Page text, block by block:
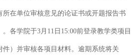
所在单位审核意见的论证书或开题报告书
。各学院于3月 11 日 15:00前登录教学类项目
）并审核各项目材料。逾期系统将关